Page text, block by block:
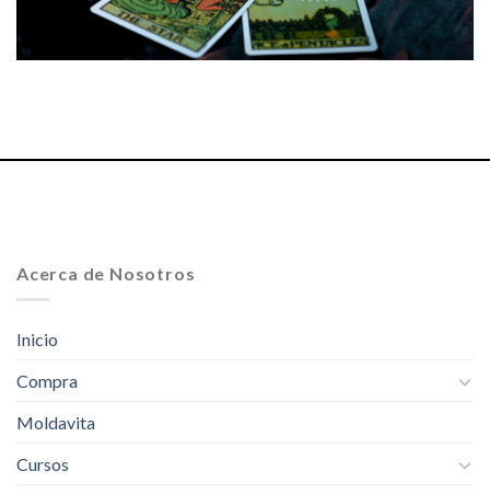
Acerca de Nosotros
Inicio
Compra
Moldavita
Cursos